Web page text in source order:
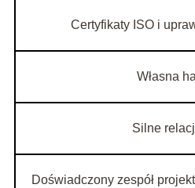
Certyfikaty ISO i
Własna
Silne
Doświadczony zespół